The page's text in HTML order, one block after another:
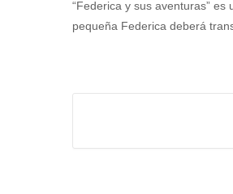
“Federica y sus aventuras”
pequeña Federica deberá